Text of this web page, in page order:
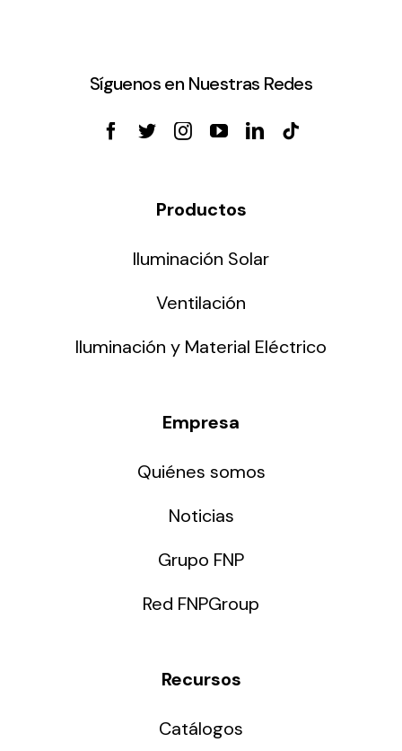
Síguenos en Nuestras Redes
Productos
Iluminación Solar
Ventilación
Iluminación y Material Eléctrico
Empresa
Quiénes somos
Noticias
Grupo FNP
Red FNPGroup
Recursos
Catálogos